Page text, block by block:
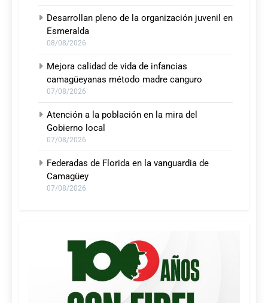
Desarrollan pleno de la organización juvenil en
Esmeralda
08/08/2026
Mejora calidad de vida de infancias
camagüeyanas método madre canguro
07/08/2026
Atención a la población en la mira del
Gobierno local
07/08/2026
Federadas de Florida en la vanguardia de
Camagüey
07/08/2026